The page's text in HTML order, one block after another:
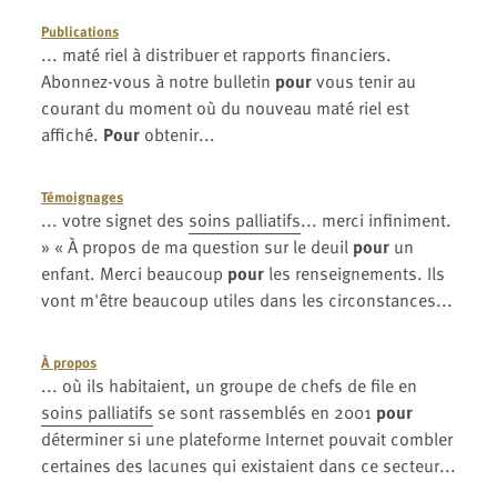
Publications
... maté riel à distribuer et rapports financiers.
Abonnez-vous à notre bulletin pourvous tenir au
courant du moment où du nouveau maté riel est
affiché. Pour obtenir...
Témoignages
... votre signet des soins palliatifs... merci infiniment.
» « À propos de ma question sur le deuil pour un
enfant. Merci beaucoup pour les renseignements. Ils
vont m'être beaucoup utiles dans les circonstances...
À propos
... où ils habitaient, un groupe de chefs de file en
soins palliatifs se sont rassemblés en 2001 pour
déterminer si une plateforme Internet pouvait combler
certaines des lacunes qui existaient dans ce secteur...